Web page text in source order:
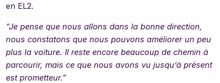
en EL2.
“Je pense que nous allons dans la bonne direction,
nous constatons que nous pouvons améliorer un peu
plus la voiture. Il reste encore beaucoup de chemin à
parcourir, mais ce que nous avons vu jusqu’à présent
est prometteur.”